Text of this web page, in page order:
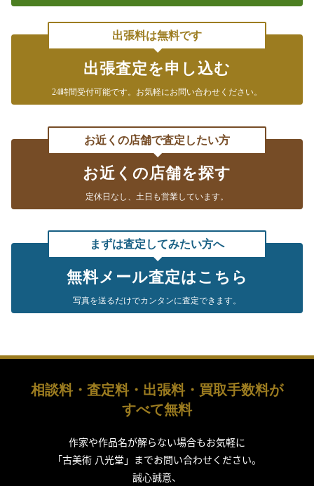
フジテレビ「林修のニッポンドリル」
2020年4月8日放送
中京テレビ「それって！？ 実際どうなの課」
2020年2月19日放送
テレビ朝日「羽鳥慎一 モーニングショー」
『継ぐ女神』のコーナー
2020年2月7日放送
フジテレビ「世界の何だコレ！？ ミステリー＆林修のニッポンド
リル合体4時間SP！」
2019年11月27放送
フジテレビ「林修のニッポンドリル」
『継ぐ女神』のコーナー
2019年10月25日放送
テレビ東京「所さんの学校では教えてくれないそこんトコロ！」
出張料は無料です
出張査定を申し込む
24時間受付可能です。 お気軽にお問い合わせください。
お近くの店舗で査定したい方
お近くの店舗を探す
定休日なし、 土日も営業しています。
まずは査定してみたい方へ
無料メール査定はこちら
写真を送るだけでカンタンに査定できます。
相談料・査定料・出張料・買取手数料が
すべて無料
作家や作品名が解らない場合もお気軽に
「古美術 八光堂」までお問い合わせください。
誠心誠意、